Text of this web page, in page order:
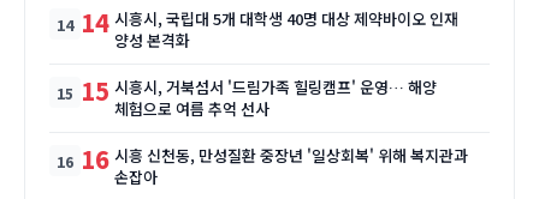
14 시흥시, 국립대 5개 대학생 40명 대상 제약바이오 인재
양성 본격화
15 시흥시, 거북섬서 '드림가족 힐링캠프' 운영… 해양
체험으로 여름 추억 선사
16 시흥 신천동, 만성질환 중장년 '일상회복' 위해 복지관과
손잡아